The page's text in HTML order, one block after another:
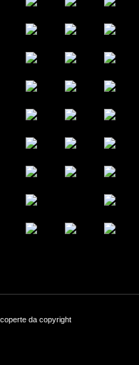
da copyright